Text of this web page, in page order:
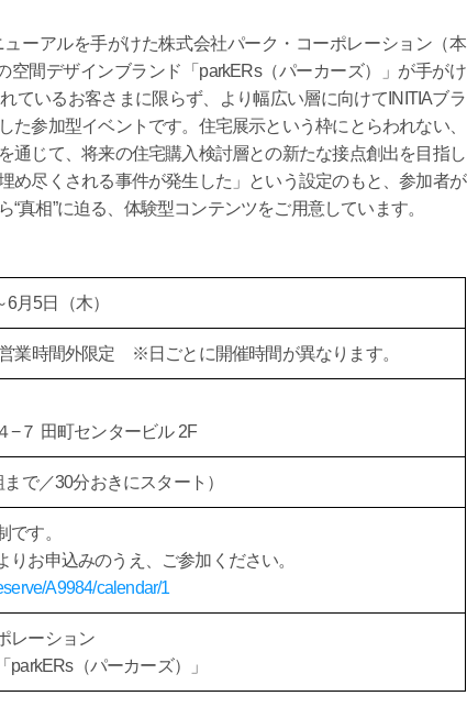
ーアルを手がけた株式会社パーク・コーポレーション（本
空間デザインブランド「parkERs（パーカーズ）」が手がけ
ているお客さまに限らず、より幅広い層に向けてINITIAブラ
た参加型イベントです。住宅展示という枠にとらわれない、
通じて、将来の住宅購入検討層との新たな接点創出を目指し
め尽くされる事件が発生した」という設定のもと、参加者が
真相”に迫る、体験型コンテンツをご用意しています。
月5日（木）
業時間外限定 ※日ごとに開催時間が異なります。
−７ 田町センタービル 2F
で／30分おきにスタート）
です。
りお申込みのうえ、ご参加ください。
A9984/calendar/1
レーション
（パーカーズ）」